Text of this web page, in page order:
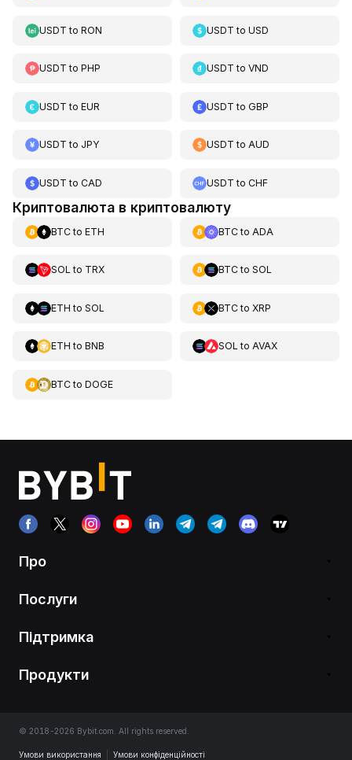
USDT to RON USDT toUSD
USDT to PHP USDT toVND
USDT to EUR USDT toGBP
USDT to JPY USDT toAUD
USDT to CAD USDT toCHF
Криптовалюта в криптовалюту
BTCto ETH BTCto ADA
SOL to TRX BTCto SOL
ETH to SOL BTCto XRP
ETH to BNB SOL to AVAX
BTCto DOGE
Про
Послуги
Підтримка
Продукти
© 2018-2026 Bybit.com. All rights reserved.
Умови використання Умови конфіденційності